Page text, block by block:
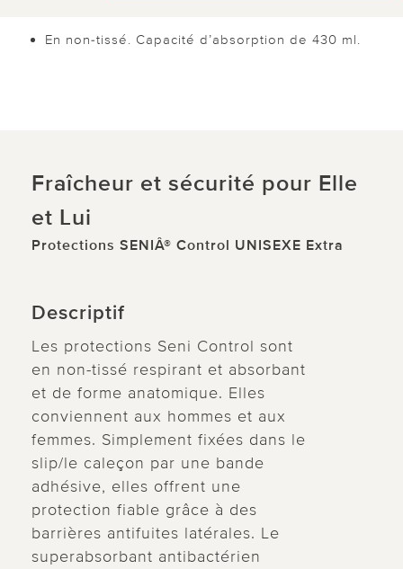
En non-tissé. Capacité d’absorption de 430 ml.
Fraîcheur et sécurité pour Elle
et Lui
Protections SENIÂ® Control UNISEXE Extra
Descriptif
Les protections Seni Control sont
en non-tissé respirant et absorbant
et de forme anatomique. Elles
conviennent aux hommes et aux
femmes. Simplement fixées dans le
slip/le caleçon par une bande
adhésive, elles offrent une
protection fiable grâce à des
barrières antifuites latérales. Le
superabsorbant antibactérien